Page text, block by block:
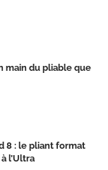
main du pliable que
8 : le pliant format
l’Ultra